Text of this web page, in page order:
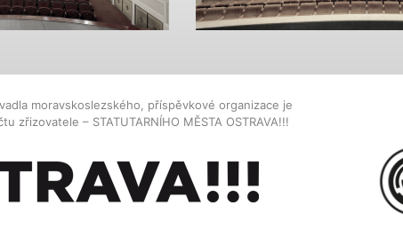
moravskoslezského, příspěvkové organizace je
zřizovatele – STATUTARNÍHO MĚSTA OSTRAVA!!!